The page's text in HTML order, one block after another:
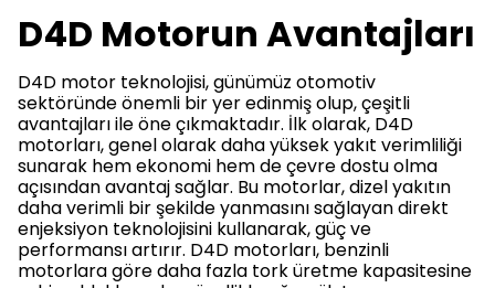
D4D Motorun Avantajları
D4D motor teknolojisi, günümüz otomotiv
sektöründe önemli bir yer edinmiş olup, çeşitli
avantajları ile öne çıkmaktadır. İlk olarak, D4D
motorları, genel olarak daha yüksek yakıt verimliliği
sunarak hem ekonomi hem de çevre dostu olma
açısından avantaj sağlar. Bu motorlar, dizel yakıtın
daha verimli bir şekilde yanmasını sağlayan direkt
enjeksiyon teknolojisini kullanarak, güç ve
performansı artırır. D4D motorları, benzinli
motorlara göre daha fazla tork üretme kapasitesine